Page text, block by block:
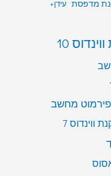
מדפסת עידן+
10
פירמוט מחשב
7